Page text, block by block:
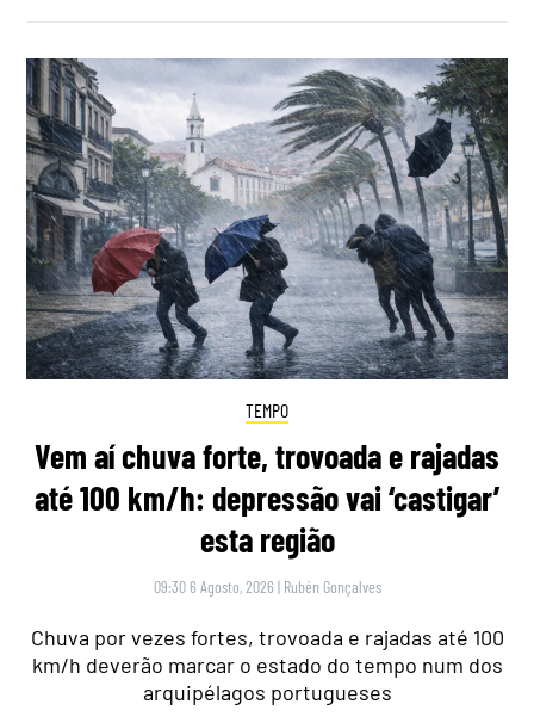
TEMPO
Vem aí chuva forte, trovoada e rajadas
até 100 km/h: depressão vai ‘castigar’
esta região
09:30 6 Agosto, 2026 | Rubén Gonçalves
Chuva por vezes fortes, trovoada e rajadas até 100
km/h deverão marcar o estado do tempo num dos
arquipélagos portugueses